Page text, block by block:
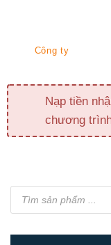
Công ty
Nạp tiền
chương
Tìm
kiếm
sản